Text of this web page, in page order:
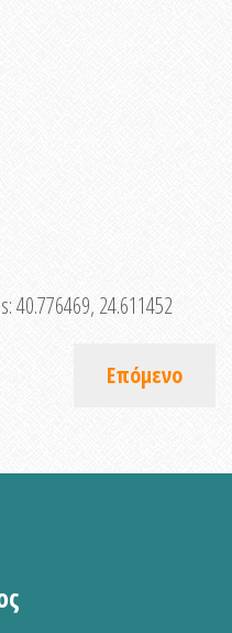
40.776469, 24.611452
Επόμενο